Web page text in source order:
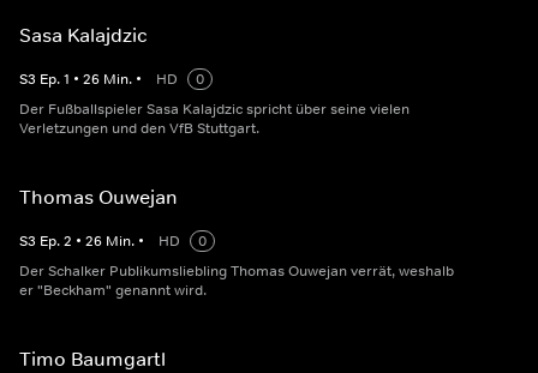
Sasa Kalajdzic
S3 Ep.1 • 26 Min. • HD
0
Der Fußballspieler Sasa Kalajdzic spricht über seine vielen
Verletzungen und den VfB Stuttgart.
Thomas Ouwejan
S3 Ep.2 • 26 Min. • HD
0
Der Schalker Publikumsliebling Thomas Ouwejan verrät, weshalb
er "Beckham" genannt wird.
Timo Baumgartl